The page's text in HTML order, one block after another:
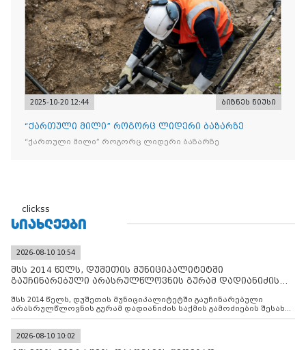
2025-10-20 12:44 ბიზნეს ნიუსი
“ქართული მილი” როგორც ლიდერი ბაზარზე
“ქართული მილი” როგორც ლიდერი ბაზარზე
clickss
ᲡᲘᲐᲮᲚᲔᲔᲑᲘ
2026-08-10 10:54
შსს 2014 წელს, დუშეთის მუნიციპალიტეტში
გაუჩინარებული არასრულწლოვნის გურამ დადიანიძის
შსს 2014 წელს, დუშეთის მუნიციპალიტეტში გაუჩინარებული
არასრულწლოვნის გურამ დადიანიძის საქმის გამოძიების შესახებ
ინფორმაციას ავრცელებს
2026-08-10 10:02